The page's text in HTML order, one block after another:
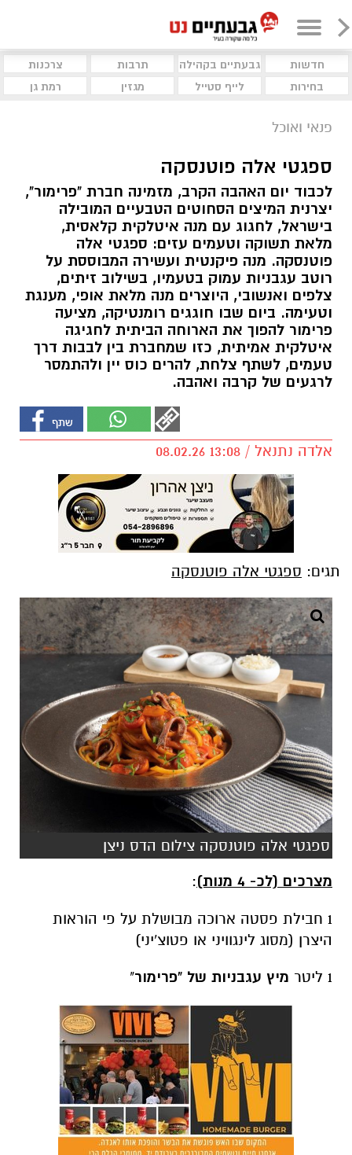
חדשות גבעתיים בקהילה תרבות
צרכנות
בחירות
לייף סטייל מגזין רמת גן
פנאי ואוכל
ספגטי אלה פוטנסקה
לכבוד יום האהבה הקרב, מזמינה חברת "פרימור",
יצרנית המיצים הסחוטים הטבעיים המובילה
בישראל, לחגוג עם מנה איטלקית קלאסית,
מלאת תשוקה וטעמים עזים: ספגטי אלה
פוטנסקה. מנה פיקנטית ועשירה המבוססת על
רוטב עגבניות עמוק בטעמיו, בשילוב זיתים,
צלפים ואנשובי, היוצרים מנה מלאת אופי, מענגת
וטעימה. ביום שבו חוגגים רומנטיקה, מציעה
פרימור להפוך את הארוחה הביתית לחגיגה
איטלקית אמיתית, כזו שמחברת בין לבבות דרך
טעמים, לשתף צלחת, להרים כוס יין ולהתמסר
לרגעים של קרבה ואהבה.
אלדה נתנאל / 13:08 08.02.26
תגים: ספגטי אלה פוטנסקה
ספגטי אלה פוטנסקה צילום הדס ניצן
מצרכים (לכ- 4 מנות) :
1 חבילת פסטה ארוכה מבושלת על פי הוראות
היצרן (מסוג לינגוויני או פטוצ'יני)
1 ליטר מיץ עגבניות של "פרימור"